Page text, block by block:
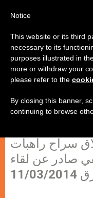
يستنكر
على إعدام
في ليبيا
سراح راهبات
صادر عن لقاء
Notice
This website or its third
necessary to its
purposes illustrated in
more or withdraw your
please refer to the
By closing this banner,
continuing to browse